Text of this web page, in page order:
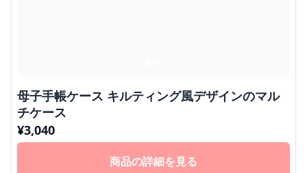
母子手帳ケース キルティング風デザインのマル
チケース
¥3,040
商品の詳細を見る